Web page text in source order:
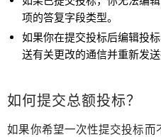
项的答复字段类型。
如果你在提交投标后编辑投
送有关更改的通信并重新发送
如何提交总额投标？
如果你希望一次性提交投标而